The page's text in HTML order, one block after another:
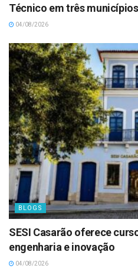
Técnico em três municípios
04/08/2026
BLOGS
SESI Casarão oferece
engenharia e inovação
04/08/2026